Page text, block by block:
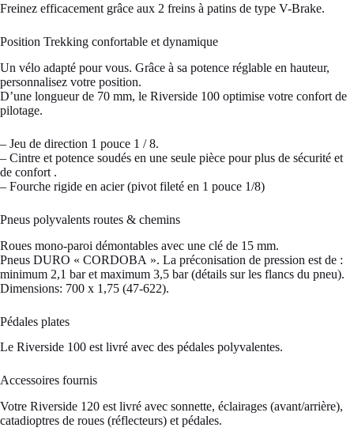
Freinez efficacement grâce aux 2 freins à patins de type V-Brake.
Position Trekking confortable et dynamique
Un vélo adapté pour vous. Grâce à sa potence réglable en hauteur,
personnalisez votre position.
D’une longueur de 70 mm, le Riverside 100 optimise votre confort de
pilotage.
– Jeu de direction 1 pouce 1 / 8.
– Cintre et potence soudés en une seule pièce pour plus de sécurité et
de confort .
– Fourche rigide en acier (pivot fileté en 1 pouce 1/8)
Pneus polyvalents routes & chemins
Roues mono-paroi démontables avec une clé de 15 mm.
Pneus DURO « CORDOBA ». La préconisation de pression est de :
minimum 2,1 bar et maximum 3,5 bar (détails sur les flancs du pneu).
Dimensions: 700 x 1,75 (47-622).
Pédales plates
Le Riverside 100 est livré avec des pédales polyvalentes.
Accessoires fournis
Votre Riverside 120 est livré avec sonnette, éclairages (avant/arrière),
catadioptres de roues (réflecteurs) et pédales.